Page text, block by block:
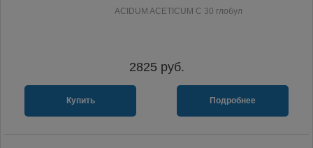
ACIDUM ACETICUM C 30 глобул
2825 руб.
Купить Подробнее